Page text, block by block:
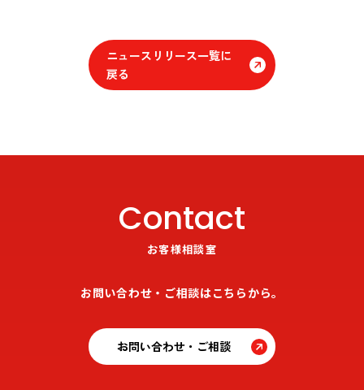
ニュースリリース一覧に
戻る
Contact
お客様相談室
お問い合わせ・ご相談はこちらから。
お問い合わせ・ご相談